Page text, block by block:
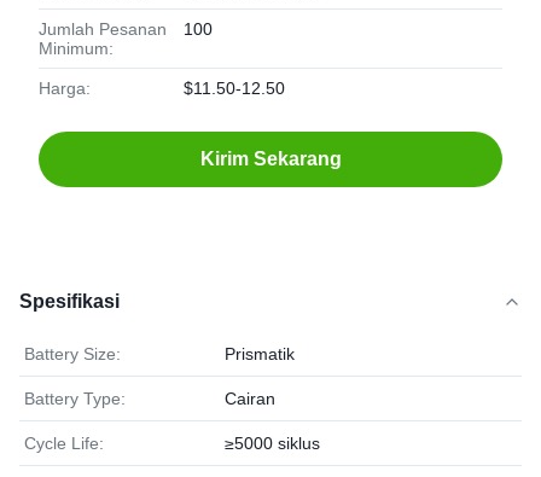
Jumlah Pesanan
Minimum:
100
Harga: $11.50-12.50
Kirim Sekarang
Spesifikasi
Battery Size: Prismatik
Battery Type: Cairan
Cycle Life: ≥5000 siklus